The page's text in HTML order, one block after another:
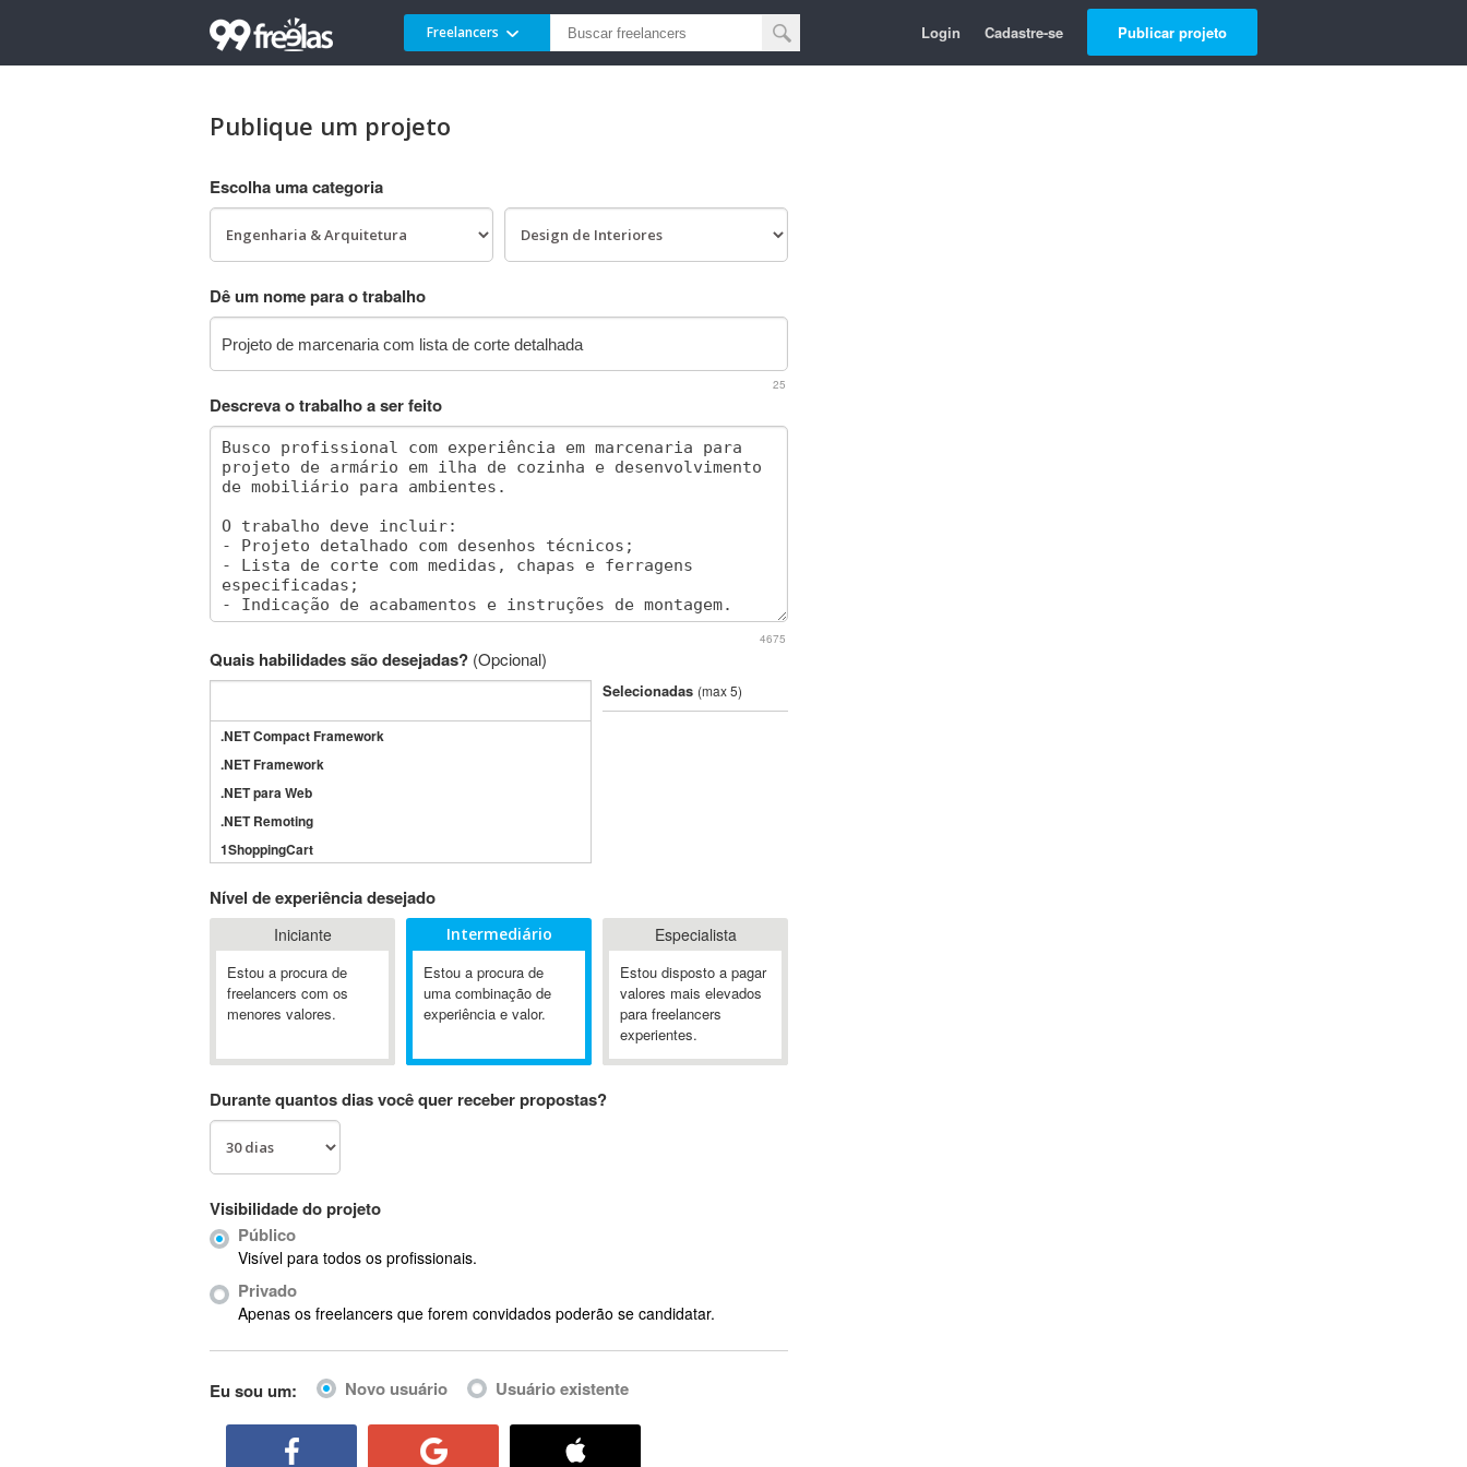
Freelancers Login Cadastre-se Publicar projeto
Publique um projeto
Escolha uma categoria
Dê um nome para o trabalho
25
Descreva o trabalho a ser feito
4675
Quais habilidades são desejadas? (Opcional)
.NET Compact Framework
.NET Framework
.NET para Web
.NET Remoting
1ShoppingCart
3GSM
4D Dimension
802.11
A&P
A-GPS
Ab Initio
ABIS
AbleCommerce
Ableton Live
Abstract Window Toolkit (AWT)
Selecionadas (max 5)
Nível de experiência desejado
Iniciante
Estou a procura de
freelancers com os
menores valores.
Intermediário
Estou a procura de
uma combinação de
experiência e valor.
Especialista
Estou disposto a pagar
valores mais elevados
para freelancers
experientes.
Durante quantos dias você quer receber propostas?
Visibilidade do projeto
Público
Visível para todos os profissionais.
Privado
Apenas os freelancers que forem convidados poderão se candidatar.
Eu sou um: Novo usuário Usuário existente